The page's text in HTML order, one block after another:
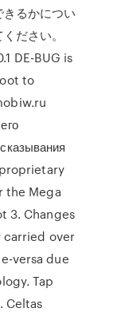
るかについ
ださい。
DE-BUG is
to
proprietary
the Mega
3. Changes
carried over
versa due
Tap
Celtas